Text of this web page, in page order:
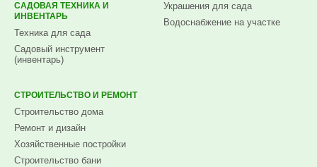
САДОВАЯ ТЕХНИКА И
ИНВЕНТАРЬ
Техника для сада
Садовый инструмент
(инвентарь)
Украшения для сада
Водоснабжение на участке
СТРОИТЕЛЬСТВО И РЕМОНТ
Строительство дома
Ремонт и дизайн
Хозяйственные постройки
Строительство бани